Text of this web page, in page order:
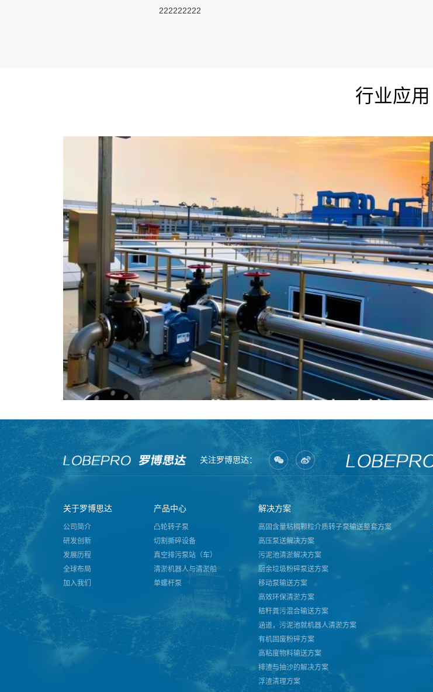
222222222
行业应用
关注罗博思达：
关于罗博思达
公司简介
研发创新
发展历程
全球布局
加入我们
产品中心
凸轮转子泵
切割撕碎设备
真空排污泵站（车）
清淤机器人与清淤船
单螺杆泵
解决方案
高固含量粘稠颗粒介质转子泵输送整套方案
高压泵送解决方案
污泥池清淤解决方案
厨余垃圾粉碎泵送方案
移动泵输送方案
高效环保清淤方案
秸秆粪污混合输送方案
涵道，污泥池就机器人清淤方案
有机固废粉碎方案
高粘度物料输送方案
排渣与抽沙的解决方案
浮渣清理方案